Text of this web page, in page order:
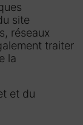
site
réseaux
traiter
la
et du